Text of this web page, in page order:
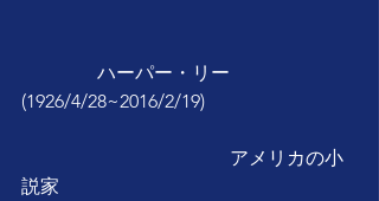
ハーパー・リー
(1926/4/28~2016/2/19)
アメリカの小
説家